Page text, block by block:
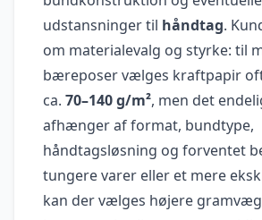
udstansninger til håndtag.
om materialevalg og styrke: til
bæreposer vælges kraftpapir
ca. 70–140 g/m², men det
afhænger af format, bundtype,
håndtagsløsning og forventet
tungere varer eller et mere
kan der vælges højere